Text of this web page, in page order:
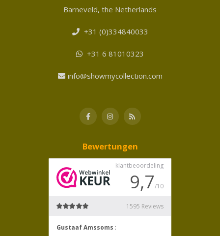
Barneveld, the Netherlands
+31 (0)334840033
+31 6 81010323
info@showmycollection.com
Bewertungen